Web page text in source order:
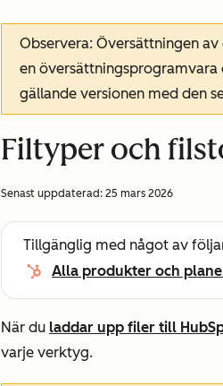
Observera: Översättningen
en översättningsprogramvara
gällande versionen med den
Filtyper och
Senast uppdaterad: 25 mars 2026
Tillgänglig med något av
Alla produkter och
När du laddar upp filer till
varje verktyg.